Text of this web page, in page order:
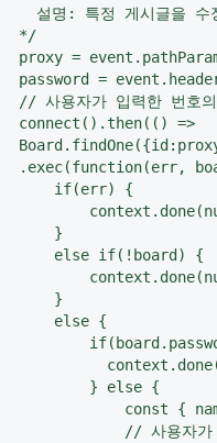
설명: 특정 게시글을 수
*/
proxy =
password =
// 사용자가 입력한 번호
connect().then(() =>
.exec(function(err,
if(err) {
}
else if(!board) {
}
else {
} else {
const {
// 사용자가